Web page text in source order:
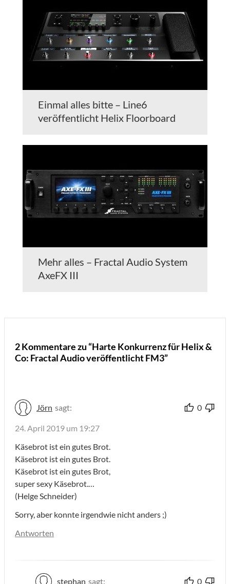
Einmal alles bitte – Line6
veröffentlicht Helix Floorboard
Mehr alles – Fractal Audio System
AxeFX III
2 Kommentare zu “Harte Konkurrenz für Helix &
Co: Fractal Audio veröffentlicht FM3”
Jörn sagt: 0
24. April 2019 um 19:27
Käsebrot ist ein gutes Brot.
Käsebrot ist ein gutes Brot.
Käsebrot ist ein gutes Brot,
super sexy Käsebrot.…
(Helge Schneider)
Sorry, aber konnte irgendwie nicht anders ;)
Antworten
stephan sagt: 0